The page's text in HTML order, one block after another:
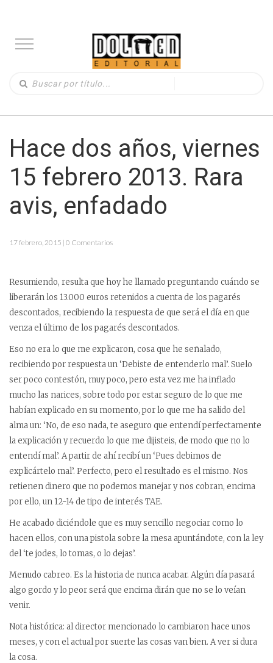
Hace dos años, viernes
15 febrero 2013. Rara
avis, enfadado
17 febrero, 2015 | 0 Comentarios
Resumiendo, resulta que hoy he llamado preguntando cuándo se
liberarán los 13.000 euros retenidos a cuenta de los pagarés
descontados, recibiendo la respuesta de que será el día en que
venza el último de los pagarés descontados.
Eso no era lo que me explicaron, cosa que he señalado,
recibiendo por respuesta un ‘Debiste de entenderlo mal’. Suelo
ser poco contestón, muy poco, pero esta vez me ha inflado
mucho las narices, sobre todo por estar seguro de lo que me
habían explicado en su momento, por lo que me ha salido del
alma un: ‘No, de eso nada, te aseguro que entendí perfectamente
la explicación y recuerdo lo que me dijisteis, de modo que no lo
entendí mal’. A partir de ahí recibí un ‘Pues debimos de
explicártelo mal’. Perfecto, pero el resultado es el mismo. Nos
retienen dinero que no podemos manejar y nos cobran, encima
por ello, un 12-14 de tipo de interés TAE.
He acabado diciéndole que es muy sencillo negociar como lo
hacen ellos, con una pistola sobre la mesa apuntándote, con la ley
del ‘te jodes, lo tomas, o lo dejas’.
Menudo cabreo. Es la historia de nunca acabar. Algún día pasará
algo gordo y lo peor será que encima dirán que no se lo veían
venir.
Nota histórica: al director mencionado lo cambiaron hace unos
meses, y con el actual por suerte las cosas van bien. A ver si dura
la cosa.